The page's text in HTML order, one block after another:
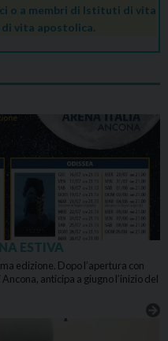
o a membri di Istituti di vita
vita apostolica.
ESTIVA
edizione. Dopo l’apertura con
anticipa a giugno l’inizio del